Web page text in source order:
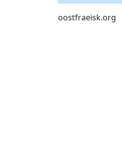
oostfraeisk.org